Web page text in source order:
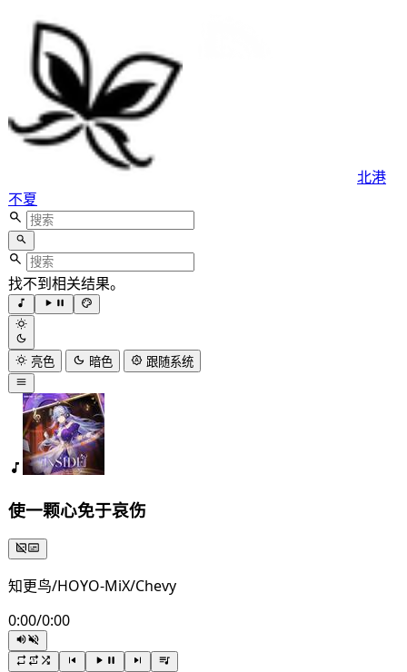
北港
不夏
找不到相关结果。
亮色 暗色 跟随系统
使一颗心免于哀伤
知更鸟/HOYO-MiX/Chevy
0:00/0:00